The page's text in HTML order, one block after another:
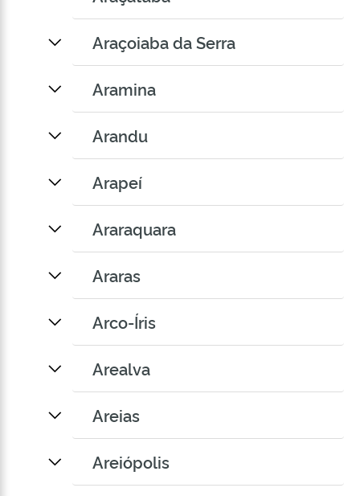
Araçoiaba da Serra
Aramina
Arandu
Arapeí
Araraquara
Araras
Arco-Íris
Arealva
Areias
Areiópolis